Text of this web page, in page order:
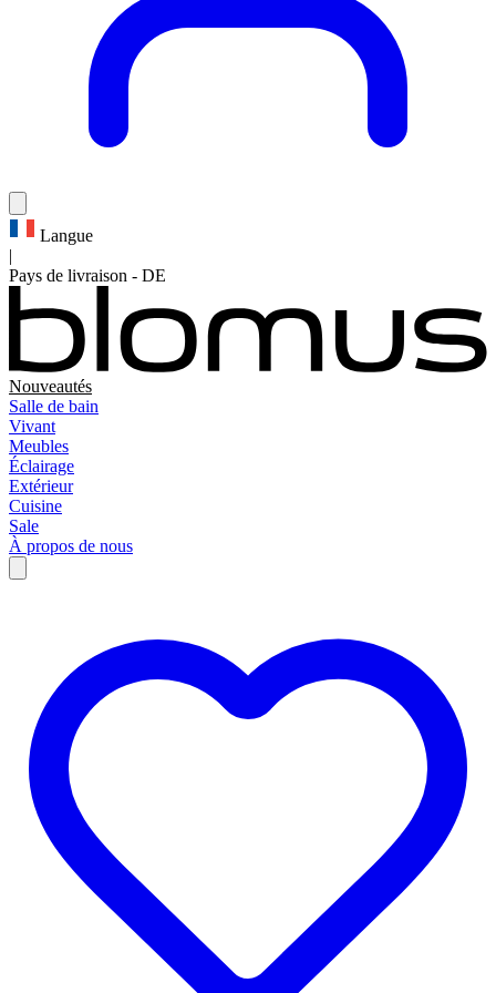
Langue
|
Pays de livraison - DE
Nouveautés
Salle de bain
Vivant
Meubles
Éclairage
Extérieur
Cuisine
Sale
À propos de nous